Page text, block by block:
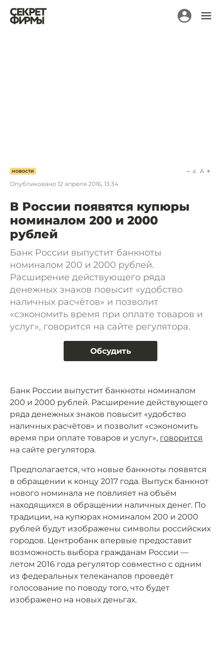
НОВОСТИ
Опубликовано 12 апреля 2016, 13:34
a A
В России появятся купюры
номиналом 200 и 2000
рублей
Банк России выпустит банкноты
номиналом 200 и 2000 рублей.
Расширение действующего ряда
денежных знаков повысит «удобство
наличных расчётов» и позволит
«сэкономить время при оплате товаров и
услуг», говорится на сайте регулятора.
Обсудить
Банк России выпустит банкноты номиналом
200 и 2000 рублей. Расширение действующего
ряда денежных знаков повысит «удобство
наличных расчётов» и позволит «сэкономить
время при оплате товаров и услуг», говорится
на сайте регулятора.
Предполагается, что новые банкноты появятся
в обращении к концу 2017 года. Выпуск банкнот
нового номинала не повлияет на объём
находящихся в обращении наличных денег. По
традиции, на купюрах номиналом 200 и 2000
рублей будут изображены символы российских
городов. Центробанк впервые предоставит
возможность выбора гражданам России —
летом 2016 года регулятор совместно с одним
из федеральных телеканалов проведёт
голосование по поводу того, что будет
изображено на новых деньгах.